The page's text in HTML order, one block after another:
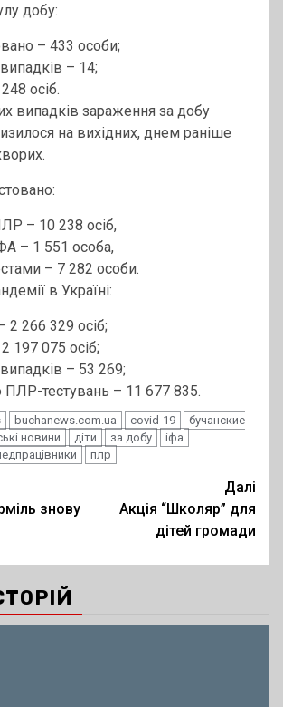
добу:
– 433 особи;
– 14;
осіб.
випадків зараження за добу
на вихідних, днем раніше
– 10 238 осіб,
– 1 551 особа,
– 7 282 особи.
в Україні:
2 266 329 осіб;
197 075 осіб;
– 53 269;
ПЛР-тестувань – 11 677 835.
buchanews.com.ua covid-19
бучанские
новини діти за добу
іфа
плр
знову
Далі
Акція “Школяр” для
дітей громади